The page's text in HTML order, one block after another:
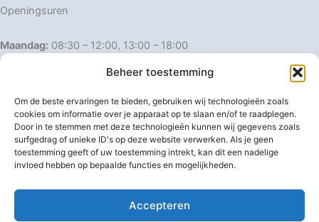
Beheer toestemming
Om de beste ervaringen te bieden, gebruiken wij technologieën zoals
cookies om informatie over je apparaat op te slaan en/of te raadplegen.
Door in te stemmen met deze technologieën kunnen wij gegevens zoals
surfgedrag of unieke ID's op deze website verwerken. Als je geen
toestemming geeft of uw toestemming intrekt, kan dit een nadelige
invloed hebben op bepaalde functies en mogelijkheden.
Accepteren
Openingsuren
Maandag: 08:30 – 12:00, 13:00 – 18:00
Dinsdag:
08:30 – 12:00, 13:00 – 18:00
Donderdag: 08:30 – 12:00, 13:00 – 18:00
Vrijdag: 08:30 – 12:00, 13:00 – 18:00
Zaterdag: 08:30 – 16:00
Zondag: Gesloten